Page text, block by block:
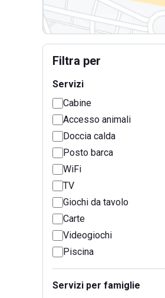
Filtra per
Servizi
Cabine
Accesso animali
Doccia calda
Posto barca
WiFi
TV
Giochi da tavolo
Carte
Videogiochi
Piscina
Servizi per famiglie